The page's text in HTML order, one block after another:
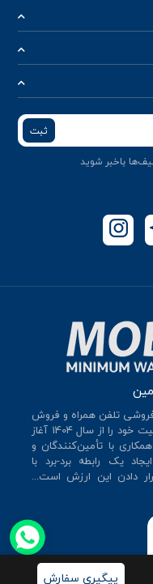
ثبت
با‌خبر شوید
تلفن همراه و فروش
مویرگی آنلاین موبایل و لوازم جانبی، فعالیت خود را از سال 140۴ آغاز
با تأمین‌کنندگان و
یک رابطه برد-برد با
دادن این ارزش است...
پیگیری سفارش